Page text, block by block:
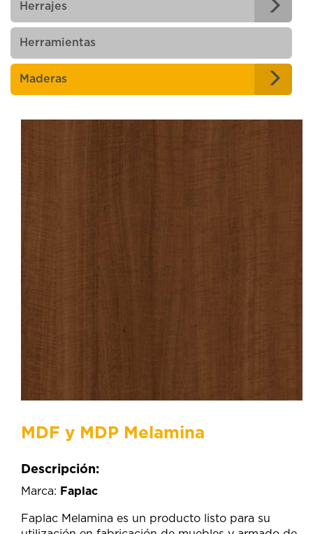
Herrajes
Herramientas
Maderas
MDF y MDP Melamina
Descripción:
Marca: Faplac
Faplac Melamina es un producto listo para su